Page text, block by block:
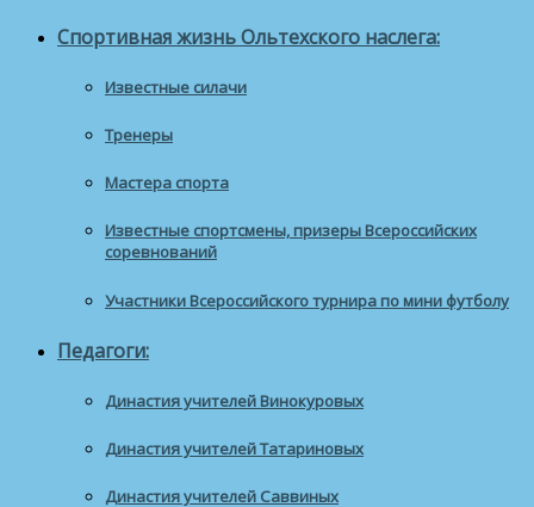
Спортивная жизнь Ольтехского наслега:
Известные силачи
Тренеры
Мастера спорта
Известные спортсмены, призеры Всероссийских
соревнований
Участники Всероссийского турнира по мини футболу
Педагоги:
Династия учителей Винокуровых
Династия учителей Татариновых
Династия учителей Саввиных